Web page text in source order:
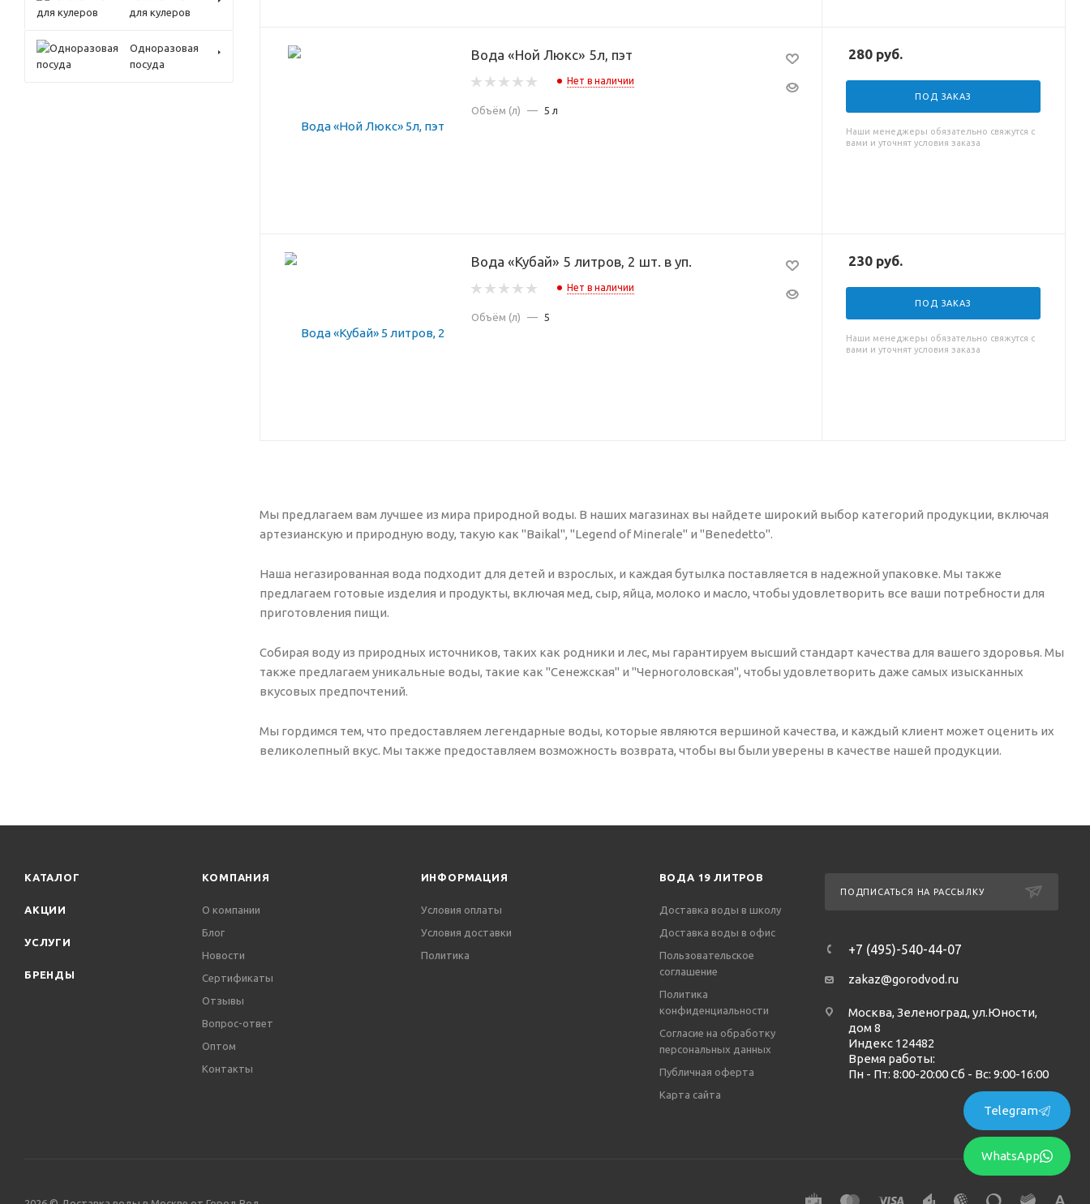
Вода «Ной Люкс» 5л, пэт
Нет в наличии
Объём (л) — 5 л
280 руб.
ПОД ЗАКАЗ
Наши менеджеры обязательно свяжутся с
вами и уточнят условия заказа
Вода «Кубай» 5 литров, 2 шт. в уп.
Нет в наличии
Объём (л) — 5
230 руб.
ПОД ЗАКАЗ
Наши менеджеры обязательно свяжутся с
вами и уточнят условия заказа
Мы предлагаем вам лучшее из мира природной воды. В наших магазинах вы найдете широкий выбор категорий продукции, включая
артезианскую и природную воду, такую как "Baikal", "Legend of Minerale" и "Benedetto".
Наша негазированная вода подходит для детей и взрослых, и каждая бутылка поставляется в надежной упаковке. Мы также
предлагаем готовые изделия и продукты, включая мед, сыр, яйца, молоко и масло, чтобы удовлетворить все ваши потребности для
приготовления пищи.
Собирая воду из природных источников, таких как родники и лес, мы гарантируем высший стандарт качества для вашего здоровья. Мы
также предлагаем уникальные воды, такие как "Сенежская" и "Черноголовская", чтобы удовлетворить даже самых изысканных
вкусовых предпочтений.
Мы гордимся тем, что предоставляем легендарные воды, которые являются вершиной качества, и каждый клиент может оценить их
великолепный вкус. Мы также предоставляем возможность возврата, чтобы вы были уверены в качестве нашей продукции.
для кулеров
Одноразовая
посуда
КАТАЛОГ
АКЦИИ
УСЛУГИ
БРЕНДЫ
КОМПАНИЯ
О компании
Блог
Новости
Сертификаты
Отзывы
Вопрос-ответ
Оптом
Контакты
ИНФОРМАЦИЯ
Условия оплаты
Условия доставки
Политика
ВОДА 19 ЛИТРОВ
Доставка воды в школу
Доставка воды в офис
Пользовательское
соглашение
Политика
конфиденциальности
Согласие на обработку
персональных данных
Публичная оферта
Карта сайта
ПОДПИСАТЬСЯ НА РАССЫЛКУ
+7 (495)-540-44-07
zakaz@gorodvod.ru
Москва, Зеленоград, ул.Юности,
дом 8
Индекс 124482
Время работы:
Пн - Пт: 8:00-20:00 Сб - Вс: 9:00-16:00
WhatsApp
Telegram